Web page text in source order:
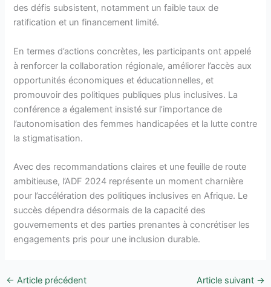
des défis subsistent, notamment un faible taux de
ratification et un financement limité.
En termes d’actions concrètes, les participants ont appelé
à renforcer la collaboration régionale, améliorer l’accès aux
opportunités économiques et éducationnelles, et
promouvoir des politiques publiques plus inclusives. La
conférence a également insisté sur l’importance de
l’autonomisation des femmes handicapées et la lutte contre
la stigmatisation.
Avec des recommandations claires et une feuille de route
ambitieuse, l’ADF 2024 représente un moment charnière
pour l’accélération des politiques inclusives en Afrique. Le
succès dépendra désormais de la capacité des
gouvernements et des parties prenantes à concrétiser les
engagements pris pour une inclusion durable.
← Article précédent Article suivant →